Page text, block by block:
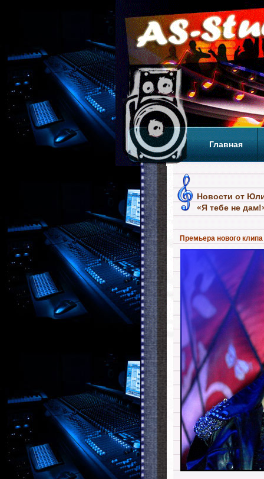
Главная
Новости от
«Я тебе не
Премьера нового